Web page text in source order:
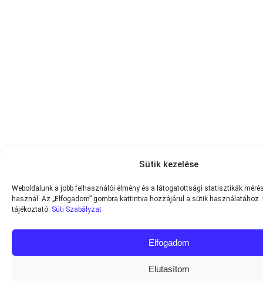
Sütik kezelése
Weboldalunk a jobb felhasználói élmény és a látogatottsági statisztikák
használ. Az „Elfogadom” gombra kattintva hozzájárul a sütik használatához.
tájékoztató: Süti Szabályzat
Elfogadom
Elutasítom